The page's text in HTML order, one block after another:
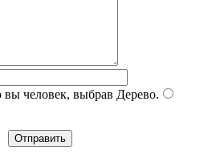
человек, выбрав Дерево.